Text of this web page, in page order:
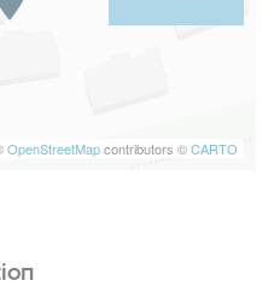
OpenStreetMapcontributors ©CARTO